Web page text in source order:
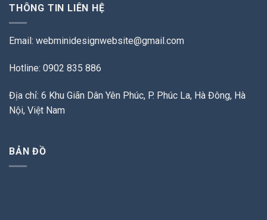
THÔNG TIN LIÊN HỆ
Email: webminidesignwebsite@gmail.com
Hotline: 0902 835 886
Địa chỉ: 6 Khu Giãn Dân Yên Phúc, P. Phúc La, Hà Đông, Hà
Nội, Việt Nam
BẢN ĐỒ